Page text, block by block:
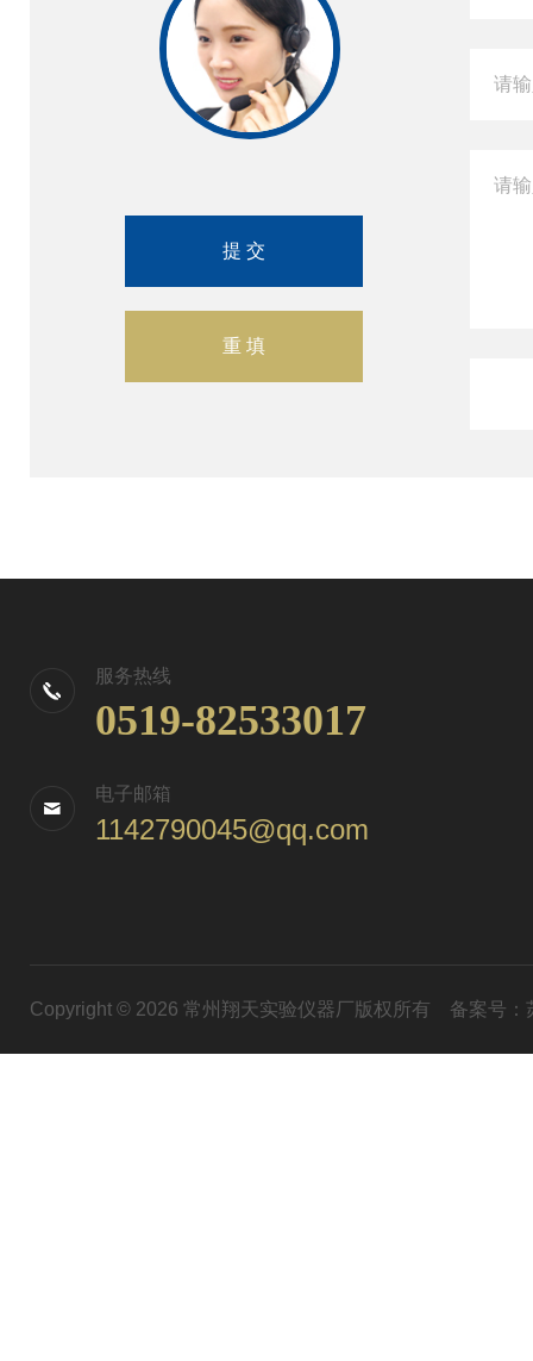
服务热线
0519-82533017
电子邮箱
1142790045@qq.com
Copyright © 2026 常州翔天实验仪器厂版权所有 备案号：